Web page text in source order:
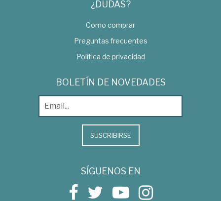
¿DUDAS?
Como comprar
Preguntas frecuentes
Política de privacidad
BOLETÍN DE NOVEDADES
SUSCRIBIRSE
SÍGUENOS EN